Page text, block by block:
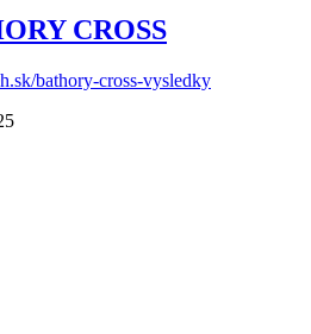
CROSS
bathory-cross-vysledky